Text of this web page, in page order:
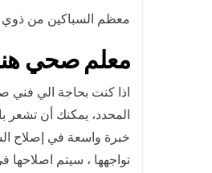
معظم السباكين من ذوي
معلم صحي
اذا كنت بحاجة الي فني
المحدد، يمكنك أن تشعر
خبرة واسعة في إصلاح
تواجهها ، سيتم اصلاحها